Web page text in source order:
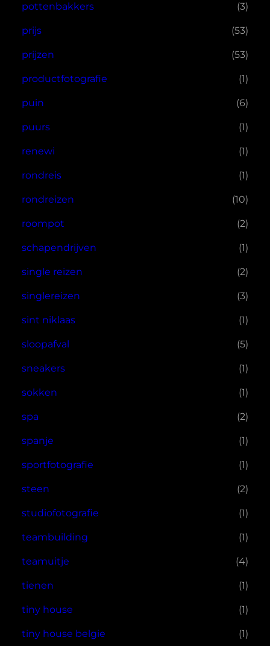
pottenbakkers (3)
prijs (53)
prijzen (53)
productfotografie (1)
puin (6)
puurs (1)
renewi (1)
rondreis (1)
rondreizen (10)
roompot (2)
schapendrijven (1)
single reizen (2)
singlereizen (3)
sint niklaas (1)
sloopafval (5)
sneakers (1)
sokken (1)
spa (2)
spanje (1)
sportfotografie (1)
steen (2)
studiofotografie (1)
teambuilding (1)
teamuitje (4)
tienen (1)
tiny house (1)
tiny house belgie (1)